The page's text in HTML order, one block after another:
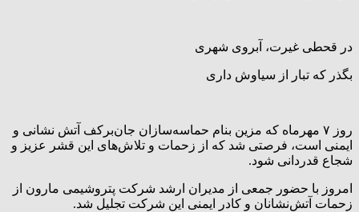
در قحطی غیرت، آبروی شهری
بگذر که تبار از سیاوش داری
روز ۷ مهرماه که مزین بنام حماسه‌سازان جان‌برکف آتش نشانی و
ایمنی است، فرصتی شد که از زحمات و تلاش‌های این قشر عزیز و
شجاع قدردانی شود.
امروز با حضور جمعی از مدیران ارشد شرکت پتروشیمی مارون از
زحمات آتش‌نشانان و کادر ایمنی این شرکت تجلیل شد.